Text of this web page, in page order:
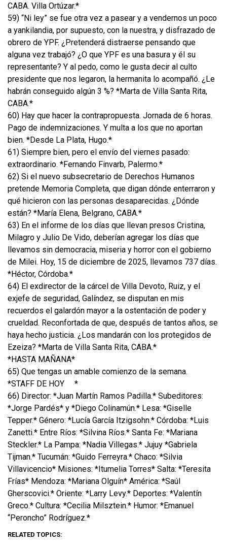
CABA. Villa Ortúzar.*
59) “Ni ley” se fue otra vez a pasear y a vendernos un poco
a yankilandia, por supuesto, con la nuestra, y disfrazado de
obrero de YPF. ¿Pretenderá distraerse pensando que
alguna vez trabajó? ¿O que YPF es una basura y él su
representante? Y al pedo, como le gusta decir al culto
presidente que nos legaron, la hermanita lo acompañó. ¿Le
habrán conseguido algún 3 %? *Marta de Villa Santa Rita,
CABA.*
60) Hay que hacer la contrapropuesta. Jornada de 6 horas.
Pago de indemnizaciones. Y multa a los que no aportan
bien. *Desde La Plata, Hugo.*
61) Siempre bien, pero el envío del viernes pasado:
extraordinario. *Fernando Finvarb, Palermo.*
62) Si el nuevo subsecretario de Derechos Humanos
pretende Memoria Completa, que digan dónde enterraron y
qué hicieron con las personas desaparecidas. ¿Dónde
están? *María Elena, Belgrano, CABA.*
63) En el informe de los días que llevan presos Cristina,
Milagro y Julio De Vido, deberían agregar los días que
llevamos sin democracia, miseria y horror con el gobierno
de Milei. Hoy, 15 de diciembre de 2025, llevamos 737 días.
*Héctor, Córdoba.*
64) El exdirector de la cárcel de Villa Devoto, Ruiz, y el
exjefe de seguridad, Galíndez, se disputan en mis
recuerdos el galardón mayor a la ostentación de poder y
crueldad. Reconfortada de que, después de tantos años, se
haya hecho justicia. ¿Los mandarán con los protegidos de
Ezeiza? *Marta de Villa Santa Rita, CABA.*
*HASTA MAÑANA*
65) Que tengas un amable comienzo de la semana.
*STAFF DE HOY
*
66) Director: *Juan Martín Ramos Padilla.* Subeditores:
*Jorge Pardés* y *Diego Colinamún.* Lesa: *Giselle
Tepper.* Género: *Lucía García Itzigsohn.* Córdoba: *Luis
Zanetti.* Entre Ríos: *Silvina Ríos.* Santa Fe: *Mariana
Steckler.* La Pampa: *Nadia Villegas.* Jujuy *Gabriela
Tijman.* Tucumán: *Guido Ferreyra.* Chaco: *Silvia
Villavicencio* Misiones: *Itumelia Torres* Salta: *Teresita
Frías* Mendoza: *Mariana Olguín* América: *Saúl
Gherscovici.* Oriente: *Larry Levy.* Deportes: *Valentín
Greco.* Cultura: *Cecilia Milsztein.* Humor: *Emanuel
“Peroncho” Rodríguez.*
RELATED TOPICS: